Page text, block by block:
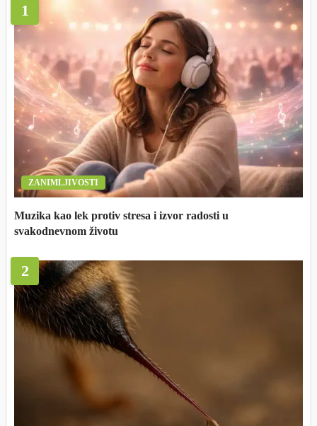
1
ZANIMLJIVOSTI
Muzika kao lek protiv stresa i izvor radosti u
svakodnevnom životu
2